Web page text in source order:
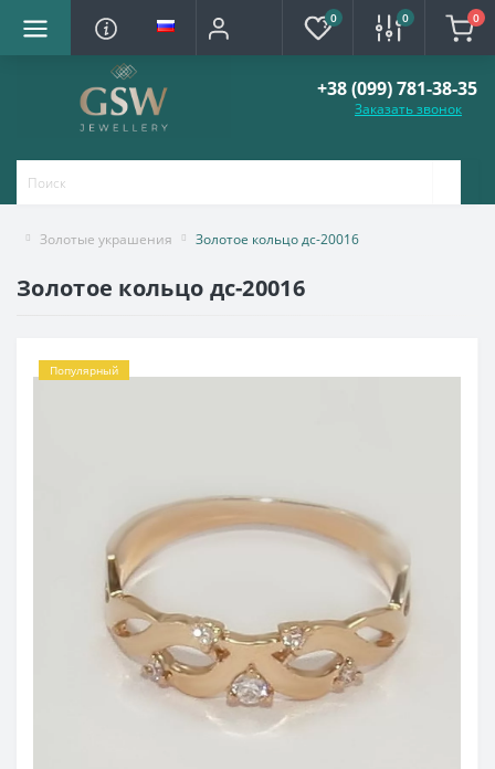
0 0 0
+38 (099) 781-38-35
Заказать звонок
Золотые украшения Золотое кольцо дс-20016
Золотое кольцо дс-20016
Популярный